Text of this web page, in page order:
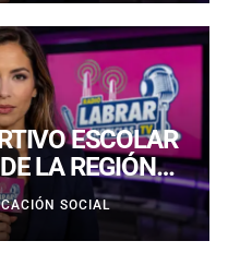
ESCOLAR
LA REGIÓN
PROMESAS
EN EL
PADRE
SOCIAL